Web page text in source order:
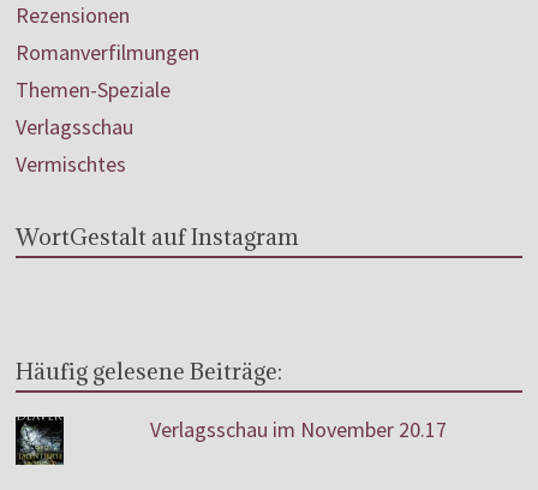
Rezensionen
Romanverfilmungen
Themen-Speziale
Verlagsschau
Vermischtes
WortGestalt auf Instagram
Häufig gelesene Beiträge:
Verlagsschau im November 20.17